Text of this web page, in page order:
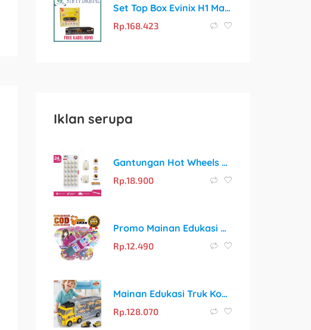
Set Top Box Evinix H1 Max DVB T2 Cast Harga Promo
Rp.168.423
Iklan serupa
Gantungan Hot Wheels Dinding Tempel Serbaguna Isi 7, 12, 15 dan 24pcs
Rp.18.900
Promo Mainan Edukasi Make Up Dummy untuk Anak Perempuan
Rp.12.490
Mainan Edukasi Truk Kontainer dan 6 Mobil Mini Die-Cast TKP H99
Rp.128.070